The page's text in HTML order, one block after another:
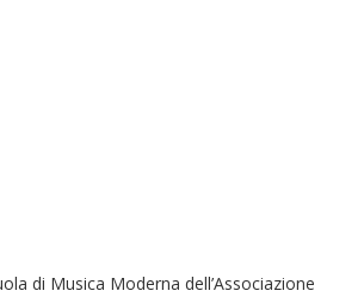
di Musica Moderna dell’Associazione